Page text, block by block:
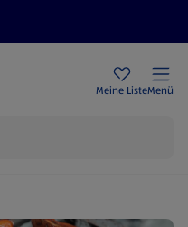
Meine ListeMenü